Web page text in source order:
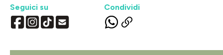
Seguici su Condividi